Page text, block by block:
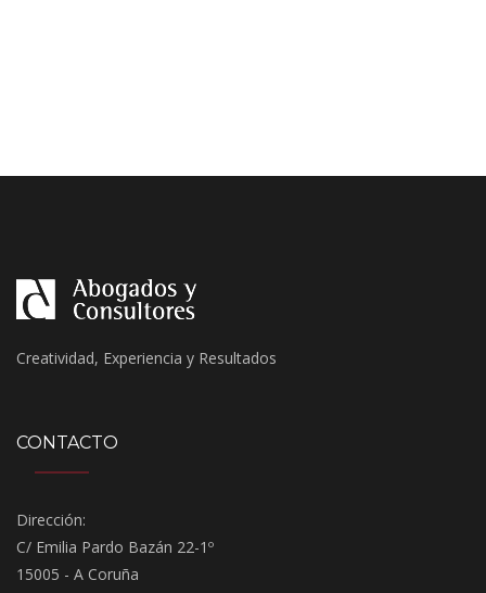
Creatividad, Experiencia y Resultados
CONTACTO
Dirección:
C/ Emilia Pardo Bazán 22-1º
15005 - A Coruña